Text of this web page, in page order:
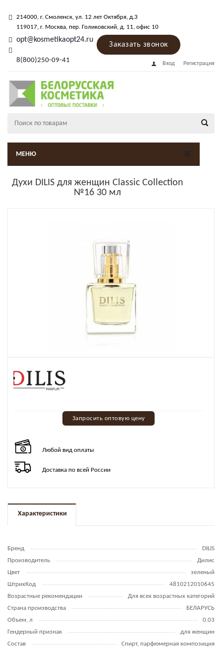
214000, г. Смоленск, ул. 12 лет Октября, д.3
119017, г. Москва, пер. Голиковский, д. 11, офис 10
opt@kosmetikaopt24.ru
8(800)250-09-41
Заказать звонок
Вход Регистрация
МЕНЮ
Духи DILIS для женщин Classic Collection
№16 30 мл
Запросить оптовую цену
Любой вид оплаты
Доставка по всей России
Характеристики
Бренд
DILIS
Производитель
Дилис
Цвет
зеленый
ШтрихКод
4810212010645
Возрастные рекомендации
Для всех возрастных категорий
Страна производства
БЕЛАРУСЬ
Объем, л
0.03
Гендерный признак
для женщин
Состав
Спирт, парфюмерная композиция